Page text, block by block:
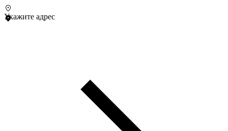
Укажите адрес